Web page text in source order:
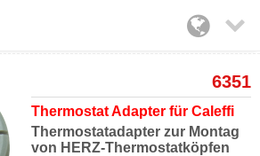

6351
Thermostat Adapter für Caleffi
Thermostatadapter zur Montag
von HERZ-Thermostatköpfen